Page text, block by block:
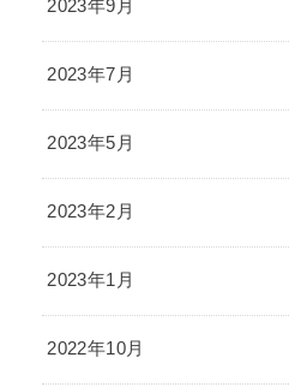
2023年9月
2023年7月
2023年5月
2023年2月
2023年1月
2022年10月